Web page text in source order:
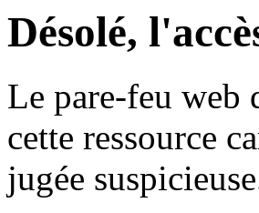
Désolé,
Le pare-feu web
cette ressource
jugée